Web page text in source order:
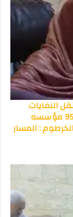
النفايات
بالمحطات الوسيطة والمرادم وخدمة 95 مؤسسه
: المسار